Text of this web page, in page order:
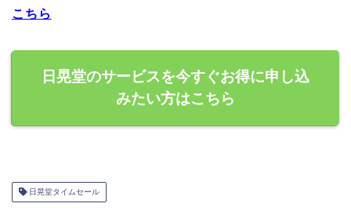
こちら
日晃堂のサービスを今すぐお得に申し込
みたい方はこちら
日晃堂タイムセール